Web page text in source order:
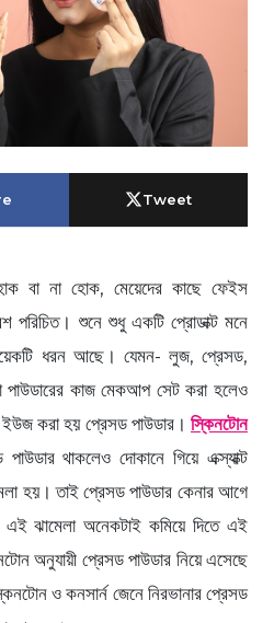
Tweet
বা না হোক, মেয়েদের কাছে ফেইস
পরিচিত। শুনে শুধু একটি প্রোডাক্ট মনে
ধরন আছে। যেমন- লুজ, প্রেসড,
পাউডারের কাজ মেকআপ সেট করা হলেও
ইউজ করা হয় প্রেসড পাউডার। স্কিনটোন
পাউডার থাকলেও দোকানে গিয়ে এক্স্যাক্ট
হয়। তাই প্রেসড পাউডার কেনার আগে
ঝামেলা অনেকটাই কমিয়ে দিতে এই
অনুযায়ী প্রেসড পাউডার নিয়ে এসেছে
ও কনসার্ন জেনে নিরভানার প্রেসড